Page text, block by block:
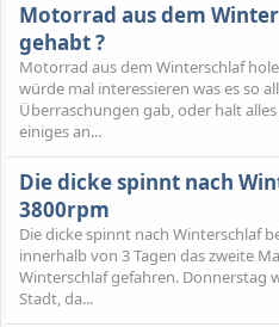
Motorrad aus dem
gehabt ?
Motorrad aus dem Winterschlaf
würde mal interessieren was es so
Überraschungen gab, oder halt
einiges an...
Die dicke spinnt nach
3800rpm
Die dicke spinnt nach Winterschlaf
innerhalb von 3 Tagen das zweite
Winterschlaf gefahren. Donnerstag
Stadt, da...